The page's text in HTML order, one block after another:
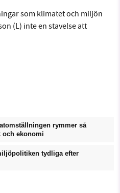
som klimatet och miljön
(L) inte en stavelse att
rymmer så
och ekonomi
tydliga efter